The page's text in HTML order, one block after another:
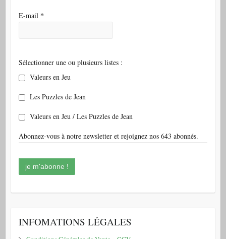
E-mail *
Sélectionner une ou plusieurs listes :
Valeurs en Jeu
Les Puzzles de Jean
Valeurs en Jeu / Les Puzzles de Jean
Abonnez-vous à notre newsletter et rejoignez nos 643 abonnés.
INFOMATIONS LÉGALES